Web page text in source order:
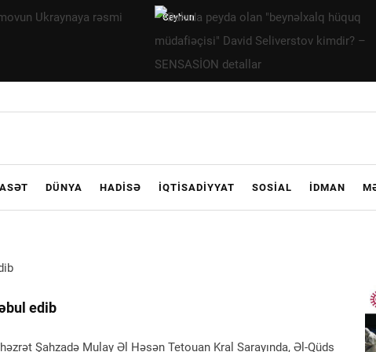
Bakıda
peyda olan
"beynəlxalq
müdafiəçisi"
kimdir? –
DÜNYA HADISƏ İQTISADIYYAT SOSIAL İDMAN
edib
Şahzadə Mulay Əl Həsən Tetouan Kral Sarayında, Əl-Qüds